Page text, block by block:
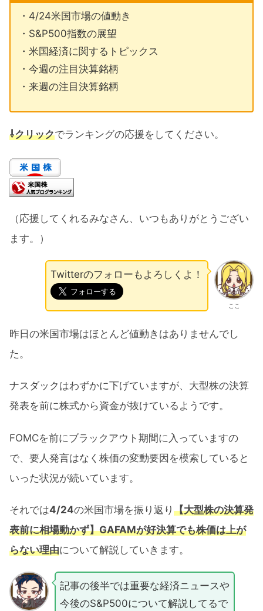
・4/24米国市場の値動き
・S&P500指数の展望
・米国経済に関するトピックス
・今週の注目決算銘柄
・来週の注目決算銘柄
⇩クリックでランキングの応援をしてください。
（応援してくれるみなさん、いつもありがとうござい
ます。）
ここ
Twitterのフォローもよろしくよ！
昨日の米国市場はほとんど値動きはありませんでし
た。
ナスダックはわずかに下げていますが、大型株の決算
発表を前に株式から資金が抜けているようです。
FOMCを前にブラックアウト期間に入っていますの
で、要人発言はなく株価の変動要因を模索していると
いった状況が続いています。
それでは4/24の米国市場を振り返り 【大型株の決算発
表前に相場動かず】GAFAMが好決算でも株価は上が
らない理由について解説していきます。
記事の後半では重要な経済ニュースや
今後のS&P500について解説してるで